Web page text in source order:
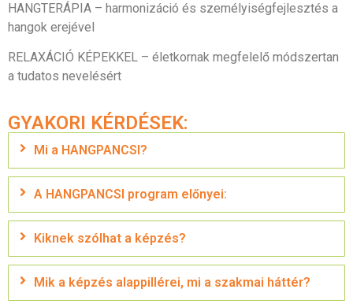
HANGTERÁPIA – harmonizáció és személyiségfejlesztés a
hangok erejével
RELAXÁCIÓ KÉPEKKEL – életkornak megfelelő módszertan
a tudatos nevelésért
GYAKORI KÉRDÉSEK:
Mi a HANGPANCSI?
A HANGPANCSI program előnyei:
Kiknek szólhat a képzés?
Mik a képzés alappillérei, mi a szakmai háttér?